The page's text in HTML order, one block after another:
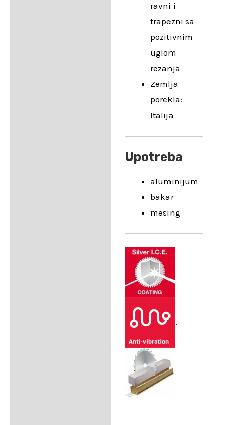
ravni i
trapezni sa
pozitivnim
uglom
rezanja
Zemlja
porekla:
Italija
Upotreba
aluminijum
bakar
mesing
.